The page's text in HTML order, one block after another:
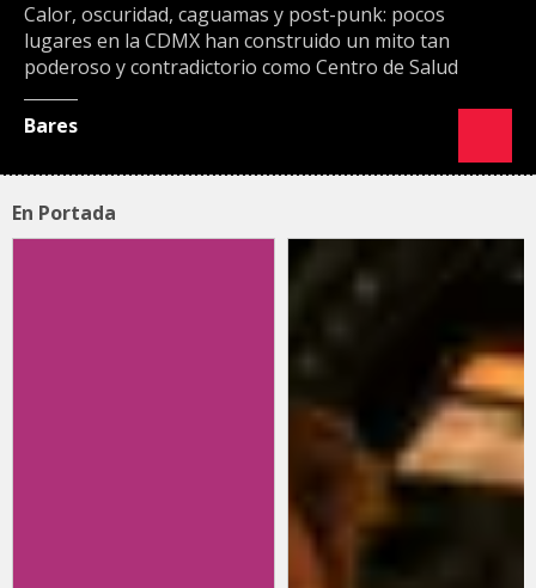
Calor, oscuridad, caguamas y post-punk: pocos
lugares en la CDMX han construido un mito tan
poderoso y contradictorio como Centro de Salud
Bares
En Portada